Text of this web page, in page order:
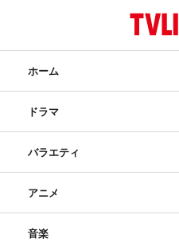
ホーム
ドラマ
バラエティ
アニメ
音楽